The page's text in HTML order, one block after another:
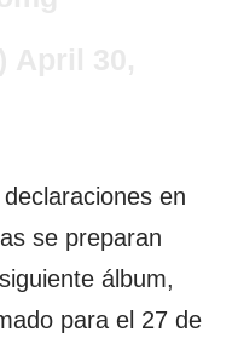
en
se preparan
álbum,
para el 27 de